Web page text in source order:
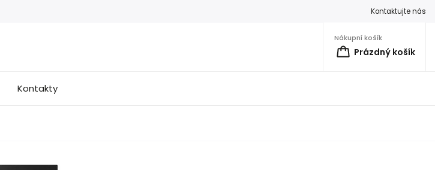
Kontaktujte nás
Nákupní košík
Prázdný košík
Kontakty